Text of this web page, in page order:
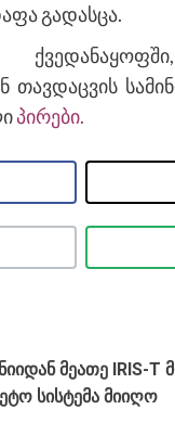
გადასცა.
თავდაცვის
პირები.
მეათე IRIS-
სისტემა მიიღო